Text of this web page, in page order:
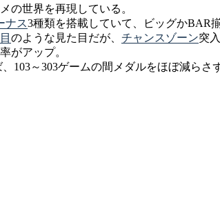
の世界を再現している。
ナス3種類を搭載していて、ビッグかBAR
のような見た目だが、 チャンスゾーン突
がアップ。
103～303ゲームの間メダルをほぼ減らさ